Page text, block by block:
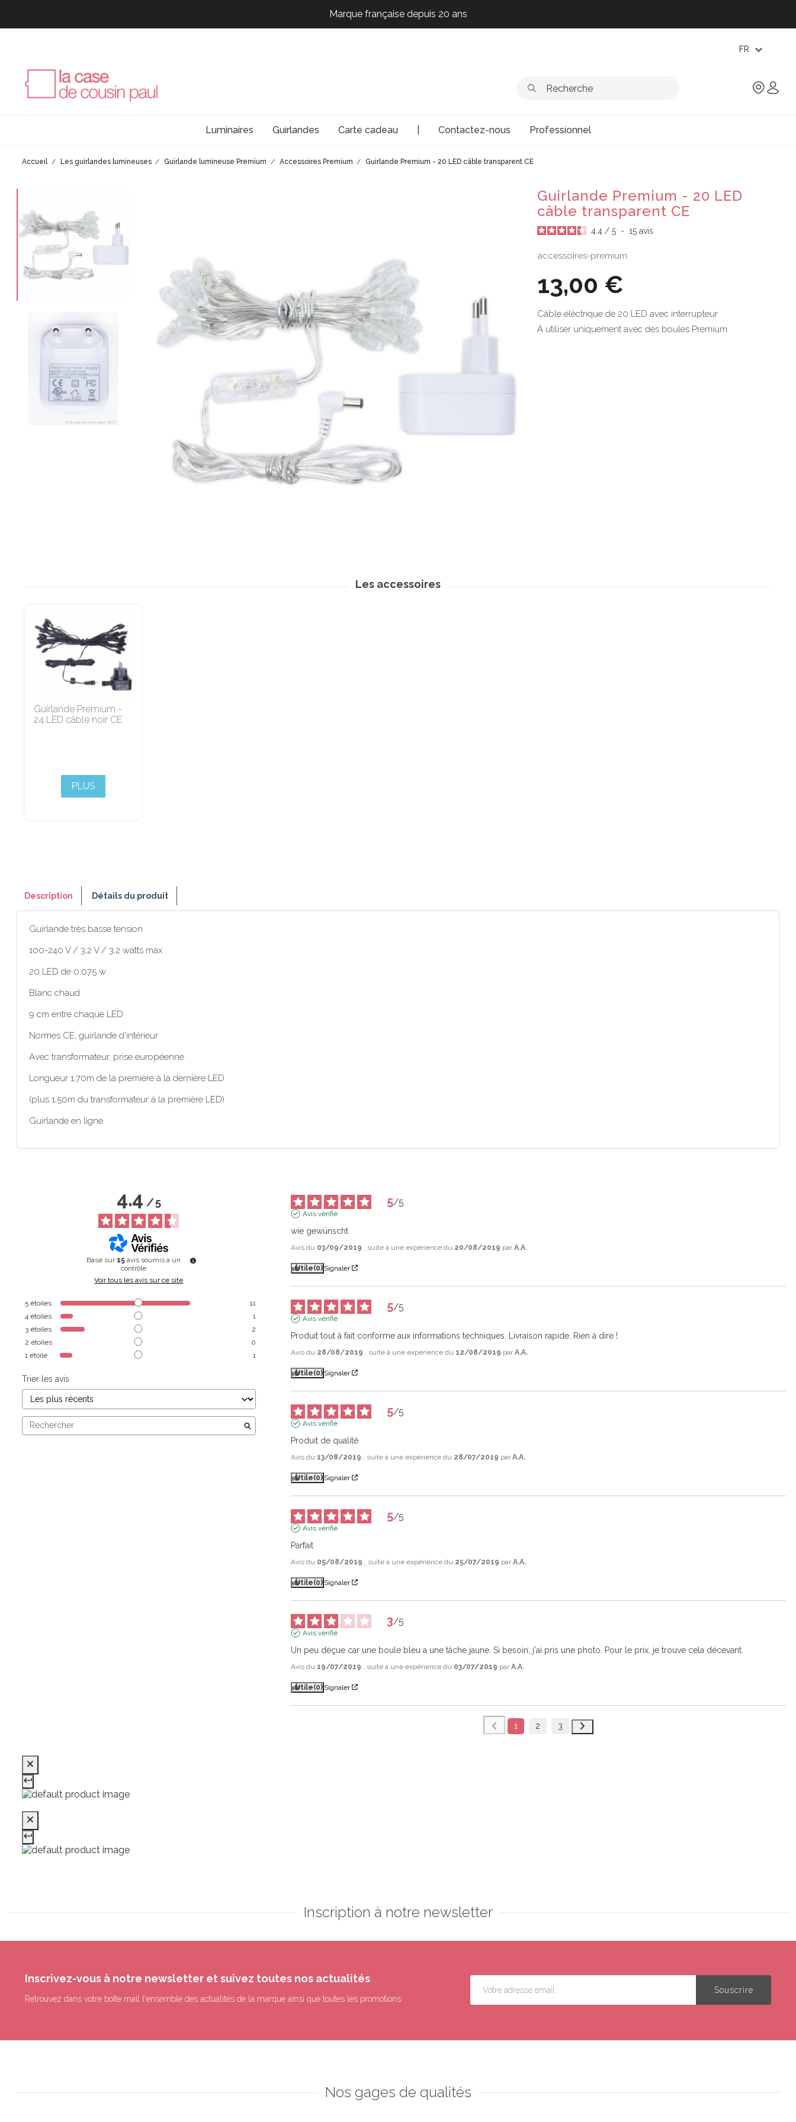
Marque française depuis 20 ans
Marque française depuis 20 ans
FR expand_more
Luminaires Guirlandes Carte cadeau Contactez-nous Professionnel
Accueil Les guirlandes lumineuses Guirlande lumineuse Premium Accessoires Premium Guirlande Premium - 20 LED câble transparent CE
Guirlande Premium - 20 LED
câble transparent CE
4.4 / 5 - 15 avis
accessoires-premium
13,00 €
Câble éléctrique de 20 LED avec interrupteur
À utiliser uniquement avec des boules Premium
Les accessoires
Guirlande Premium -
24 LED câble noir CE
PLUS
Description Détails du produit
Guirlande très basse tension
100-240 V / 3,2 V / 3,2 watts max
20 LED de 0,075 w
Blanc chaud
9 cm entre chaque LED
Normes CE, guirlande d'intérieur
Avec transformateur, prise européenne
Longueur 1,70m de la première à la dernière LED
(plus 1,50m du transformateur à la première LED)
Guirlande en ligne
4.4/5
Basé sur 15 avis soumis à un
contrôle
Voir tous les avis sur ce site
5 étoiles
11
4 étoiles
1
3 étoiles
2
2 étoiles
0
1 étoile 1
Trier les avis
5/5
Avis vérifié
wie gewünscht
Avis du 03/09/2019 , suite à une expérience du 20/08/2019 parA.A.
Utile(0) Signaler
5/5
Avis vérifié
Produit tout à fait conforme aux informations techniques. Livraison rapide. Rien à dire !
Avis du 28/08/2019 , suite à une expérience du 12/08/2019 parA.A.
Utile(0) Signaler
5/5
Avis vérifié
Produit de qualité
Avis du 13/08/2019 , suite à une expérience du 28/07/2019 parA.A.
Utile(0) Signaler
5/5
Avis vérifié
Parfait
Avis du 05/08/2019 , suite à une expérience du 25/07/2019 parA.A.
Utile(0) Signaler
3/5
Avis vérifié
Un peu déçue car une boule bleu a une tâche jaune. Si besoin, j'ai pris une photo. Pour le prix, je trouve cela décevant.
Avis du 19/07/2019 , suite à une expérience du 03/07/2019 parA.A.
Utile(0) Signaler
1 2 3
Inscription à notre newsletter
Inscrivez-vous à notre newsletter et suivez toutes nos actualités
Retrouvez dans votre boîte mail l'ensemble des actualités de la marque ainsi que toutes les promotions.
Nos gages de qualités